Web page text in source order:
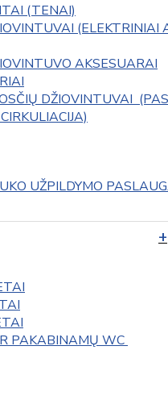
(TENAI)
(ELEKTRINIAI
AKSESUARAI
DŽIOVINTUVAI
UŽPILDYMO
PAKABINAMŲ WC